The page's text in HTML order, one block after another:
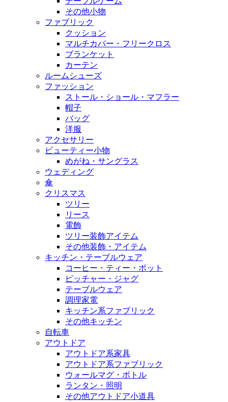
その他小物
ファブリック
クッション
マルチカバー・フリークロス
ブランケット
カーテン
ルームシューズ
ファッション
ストール・ショール・マフラー
帽子
バッグ
洋服
アクセサリー
ビューティー小物
めがね・サングラス
ウェディング
傘
クリスマス
ツリー
リース
電飾
ツリー装飾アイテム
その他装飾・アイテム
キッチン・テーブルウェア
コーヒー・ティー・ポット
ピッチャー・ジャグ
テーブルウェア
調理家電
キッチン系ファブリック
その他キッチン
自転車
アウトドア
アウトドア系家具
アウトドア系ファブリック
ウォールマグ・ボトル
ランタン・照明
その他アウトドア小道具